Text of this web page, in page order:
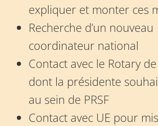
expliquer et monter ces
Recherche d’un nouveau
coordinateur national
Contact avec le Rotary
dont la présidente
au sein de PRSF
Contact avec UE pour